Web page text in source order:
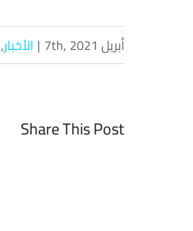
أبريل 7th, 2021 | الأخبار,
Share This Post